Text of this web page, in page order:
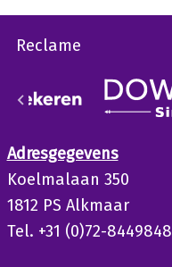
Reclame
Adresgegevens
Koelmalaan 350
1812 PS Alkmaar
Tel. +31 (0)72-8449848